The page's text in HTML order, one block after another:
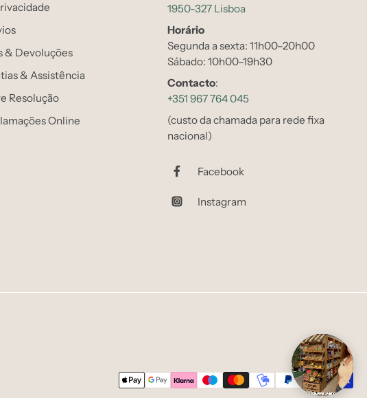
& Devoluções
& Assistência
Resolução
Online
1950-327 Lisboa
Horário
Segunda a sexta: 11h00–20h00
Sábado: 10h00–19h30
Contacto:
+351 967 764 045
(custo da chamada para rede fixa
nacional)
Facebook
Instagram